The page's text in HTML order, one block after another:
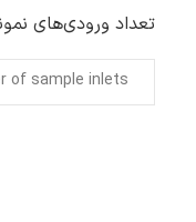
تعداد ورودی‌های
of sample inlets